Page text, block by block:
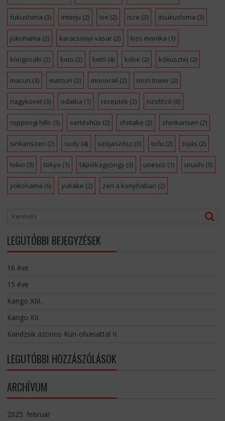
fukushima (3) interju (2) ise (2) isze (2) itsukushima (3)
jokohama (2) karacsonyi vasar(2) kiss monika (1)
kongosaki (2) koto (2) kotó (4) kóbe (2) kókusztej (2)
macuri (3) matsuri (2) monorail (2) mori tower(2)
nagykovet(3) odaiba (1) receptek (2) rizsfőző (6)
roppongi hills (3) sertéshús (2) shiitake (2) shinkansen (2)
sinkanszen (2) sudy (4) szójaszósz (3) tofu (2) tojás (2)
tokio (3) tokyo (1) tápiókagyöngy (3) unesco (1) urushi (3)
yokohama (6) yukake (2) zen a konyhaban (2)
LEGUTÓBBI BEJEGYZÉSEK
16 éve
15 éve
Kango XIII.
Kango XII.
Kandzsik azonos Kun-olvasattal II.
LEGUTÓBBI HOZZÁSZÓLÁSOK
ARCHÍVUM
2025. február